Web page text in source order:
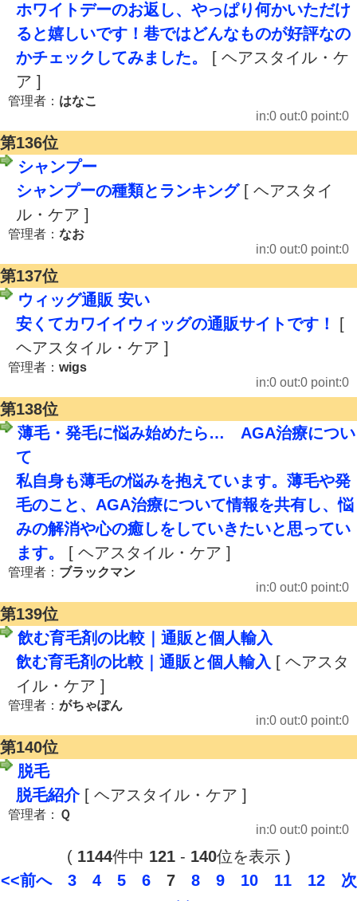
ホワイトデーのお返し、やっぱり何かいただけ
ると嬉しいです！巷ではどんなものが好評なの
かチェックしてみました。
[ ヘアスタイル・ケ
ア ]
管理者： はなこ
in:0 out:0 point:0
第136位
シャンプー
シャンプーの種類とランキング[ ヘアスタイ
ル・ケア ]
管理者： なお
in:0 out:0 point:0
第137位
ウィッグ通販 安い
安くてカワイイウィッグの通販サイトです！
[
ヘアスタイル・ケア ]
管理者： wigs
in:0 out:0 point:0
第138位
薄毛・発毛に悩み始めたら… AGA治療につい
て
私自身も薄毛の悩みを抱えています。薄毛や発
毛のこと、AGA治療について情報を共有し、悩
みの解消や心の癒しをしていきたいと思ってい
ます。
[ ヘアスタイル・ケア ]
管理者： ブラックマン
in:0 out:0 point:0
第139位
飲む育毛剤の比較｜通販と個人輸入
飲む育毛剤の比較｜通販と個人輸入 [ ヘアスタ
イル・ケア ]
管理者： がちゃぽん
in:0 out:0 point:0
第140位
脱毛
脱毛紹介[ ヘアスタイル・ケア ]
管理者： Ｑ
in:0 out:0 point:0
( 1144件中 121- 140位を表示 )
<<前へ
3 4 5 6 7 8 9 10 11 12
次